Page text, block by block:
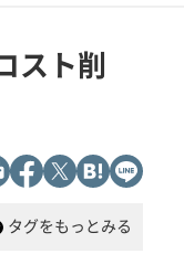
スト削
タグをもっとみる